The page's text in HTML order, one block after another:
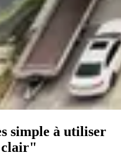
simple à utiliser
clair"